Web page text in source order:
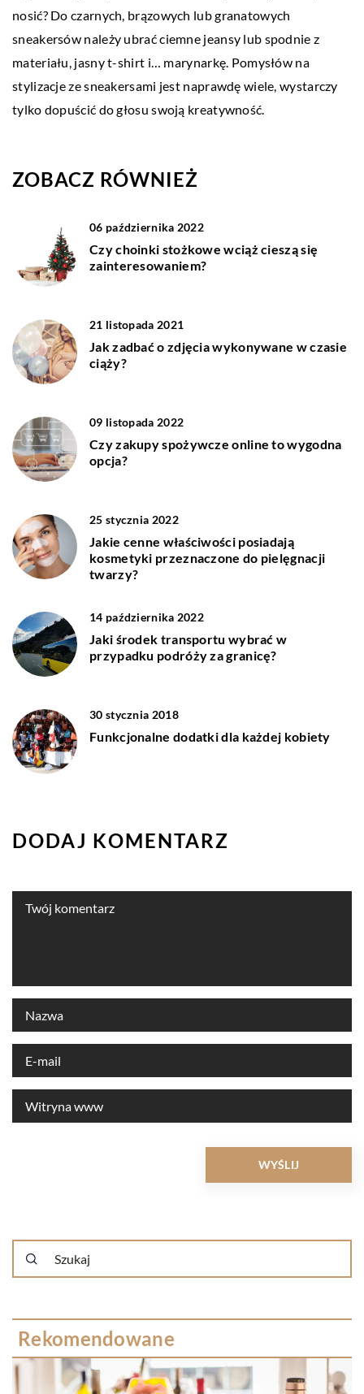
nosić? Do czarnych, brązowych lub granatowych
sneakersów należy ubrać ciemne jeansy lub spodnie z
materiału, jasny t-shirt i… marynarkę. Pomysłów na
stylizacje ze sneakersami jest naprawdę wiele, wystarczy
tylko dopuścić do głosu swoją kreatywność.
ZOBACZ RÓWNIEŻ
06 października 2022
Czy choinki stożkowe wciąż cieszą się
zainteresowaniem?
21 listopada 2021
Jak zadbać o zdjęcia wykonywane w czasie
ciąży?
09 listopada 2022
Czy zakupy spożywcze online to wygodna
opcja?
25 stycznia 2022
Jakie cenne właściwości posiadają
kosmetyki przeznaczone do pielęgnacji
twarzy?
14 października 2022
Jaki środek transportu wybrać w
przypadku podróży za granicę?
30 stycznia 2018
Funkcjonalne dodatki dla każdej kobiety
DODAJ KOMENTARZ
Rekomendowane